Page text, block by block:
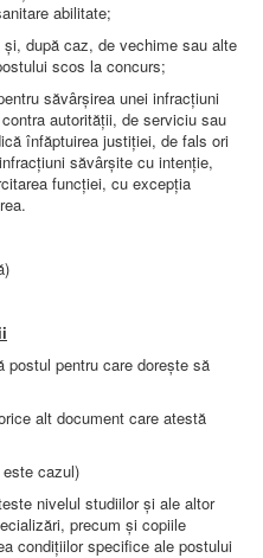
abilitate;
după caz, de vechime sau alte
scos la concurs;
săvârşirea unei infracţiuni
autorităţii, de serviciu sau
înfăptuirea justiţiei, de fals ori
săvârşite cu intenţie,
funcţiei, cu excepţia
pentru care doreşte să
alt document care atestă
cazul)
nivelul studiilor şi ale altor
precum şi copiile
condiţiilor specifice ale postului